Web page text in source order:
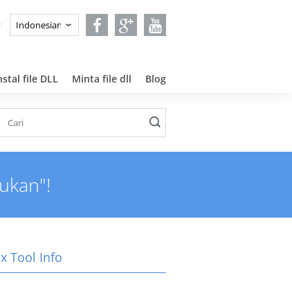
file DLL Minta file dll Blog
Tool Info